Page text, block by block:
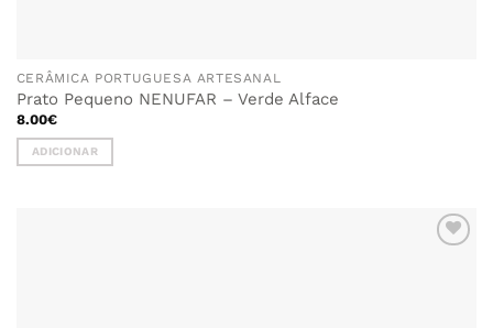
CERÂMICA PORTUGUESA ARTESANAL
Prato Pequeno NENUFAR – Verde Alface
8.00€
ADICIONAR